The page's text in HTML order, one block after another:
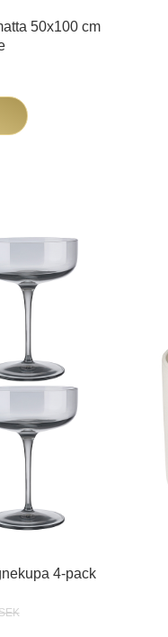
50x100 cm
4-pack